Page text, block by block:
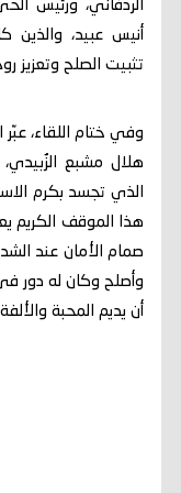
الردفاني، ورئيس
أنيس عبيد،
تثبيت الصلح وتعزيز
وفي ختام اللقاء،
هلال مشبع
الذي تجسد بكرم
هذا الموقف الكريم
صمام الأمان عند
وأصلح وكان له دور في
أن يديم المحبة